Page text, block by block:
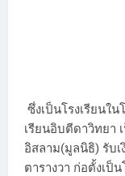
ซึ่งเป็นโรงเรียนใ
เรียนอิบตีดาวิทยา
อิสลาม(มูลนิธิ) รับเ
ตารางวา ก่อตั้งเป็